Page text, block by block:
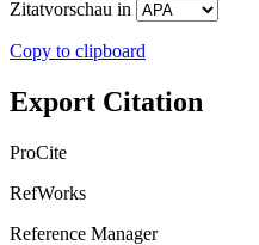
Zitatvorschau in
Copy to clipboard
Export Citation
ProCite
RefWorks
Reference Manager